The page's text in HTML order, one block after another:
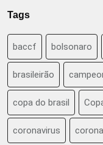
Tags
baccf bolsonaro
brasileirão
copa do brasil
coronavirus